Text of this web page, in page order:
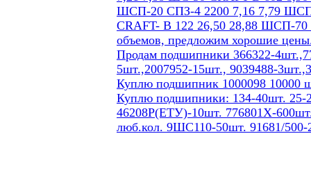
Продам подшипники 366322-
5шт.,2007952-15шт., 9039488-
Куплю подшипник 1000098 10000
Куплю подшипники: 134-40шт.
46208Р(ЕТУ)-10шт. 776801Х-
люб.кол. 9ШС110-50шт. 91681/500-